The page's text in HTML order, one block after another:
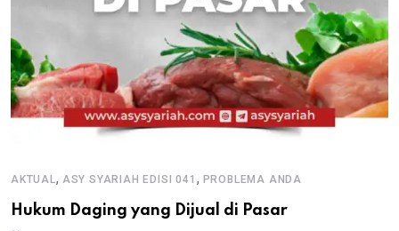
AKTUAL, ASY SYARIAH EDISI 041 , PROBLEMA ANDA
Hukum Daging yang Dijual di Pasar